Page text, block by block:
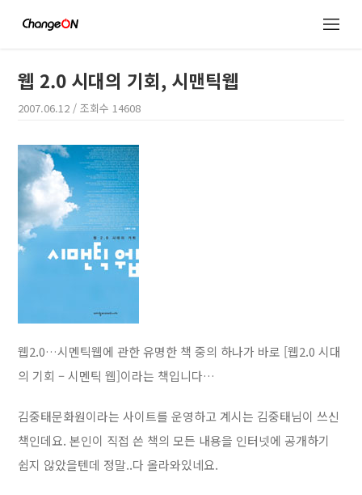
웹 2.0 시대의 기회, 시맨틱웹
2007.06.12 / 조회수14608
웹2.0…시멘틱웹에 관한 유명한 책 중의 하나가 바로 [웹2.0 시대
의 기회 – 시멘틱 웹]이라는 책입니다…
김중태문화원이라는 사이트를 운영하고 계시는 김중태님이 쓰신
책인데요. 본인이 직접 쓴 책의 모든 내용을 인터넷에 공개하기
쉽지 않았을텐데 정말..다 올라와있네요.